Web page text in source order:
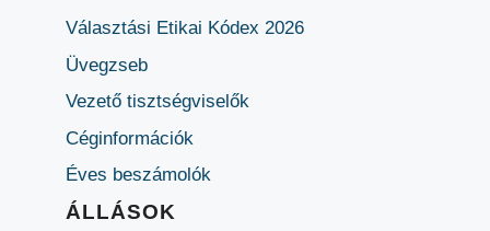
Választási Etikai Kódex 2026
Üvegzseb
Vezető tisztségviselők
Céginformációk
Éves beszámolók
ÁLLÁSOK